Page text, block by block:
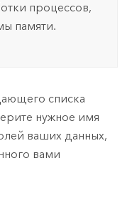
процессов,
памяти.
списка
нужное имя
ваших данных,
вами